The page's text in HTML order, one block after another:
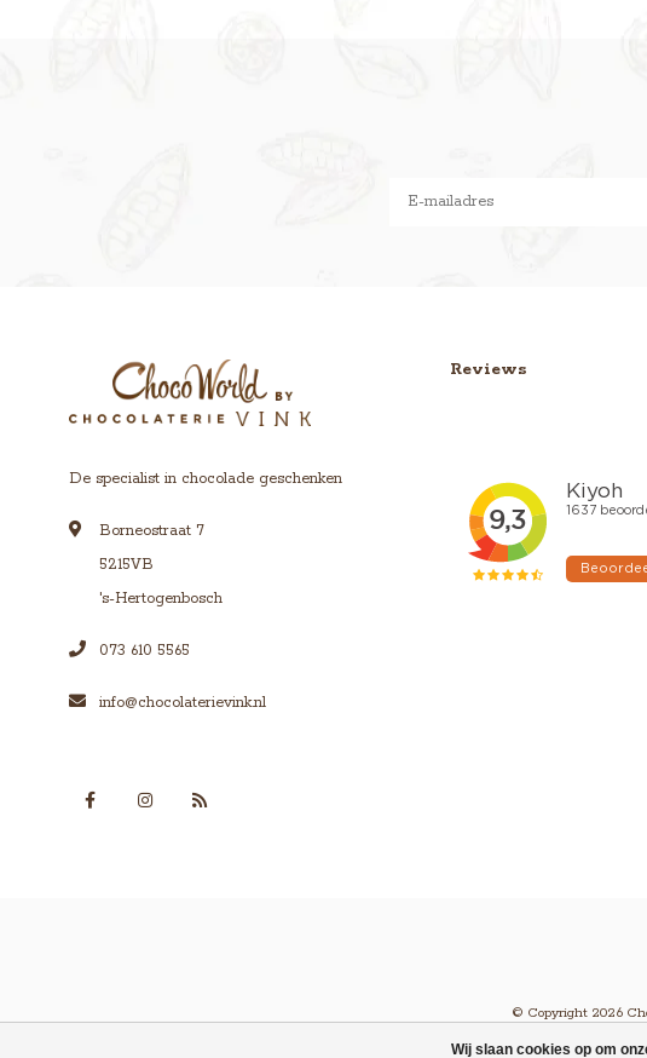
Wij slaan cookies op om
De specialist in chocolade geschenken
Borneostraat 7
5215VB
's-Hertogenbosch
073 610 5565
info@chocolaterievink.nl
Reviews
© Copyright 2026